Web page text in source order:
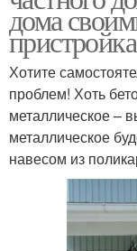
дома
Хотите
проблем! Хоть
металлическое –
металлическое
навесом из